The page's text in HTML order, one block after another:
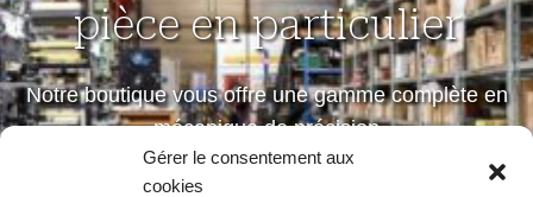
Gérer le consentement aux
cookies
pièce en particulier
Notre boutique vous offre une gamme complète en
mécanique de précision
petites et moyennes séries